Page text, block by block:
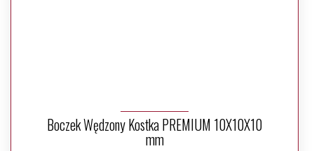
Boczek Wędzony Kostka PREMIUM 10X10X10
mm